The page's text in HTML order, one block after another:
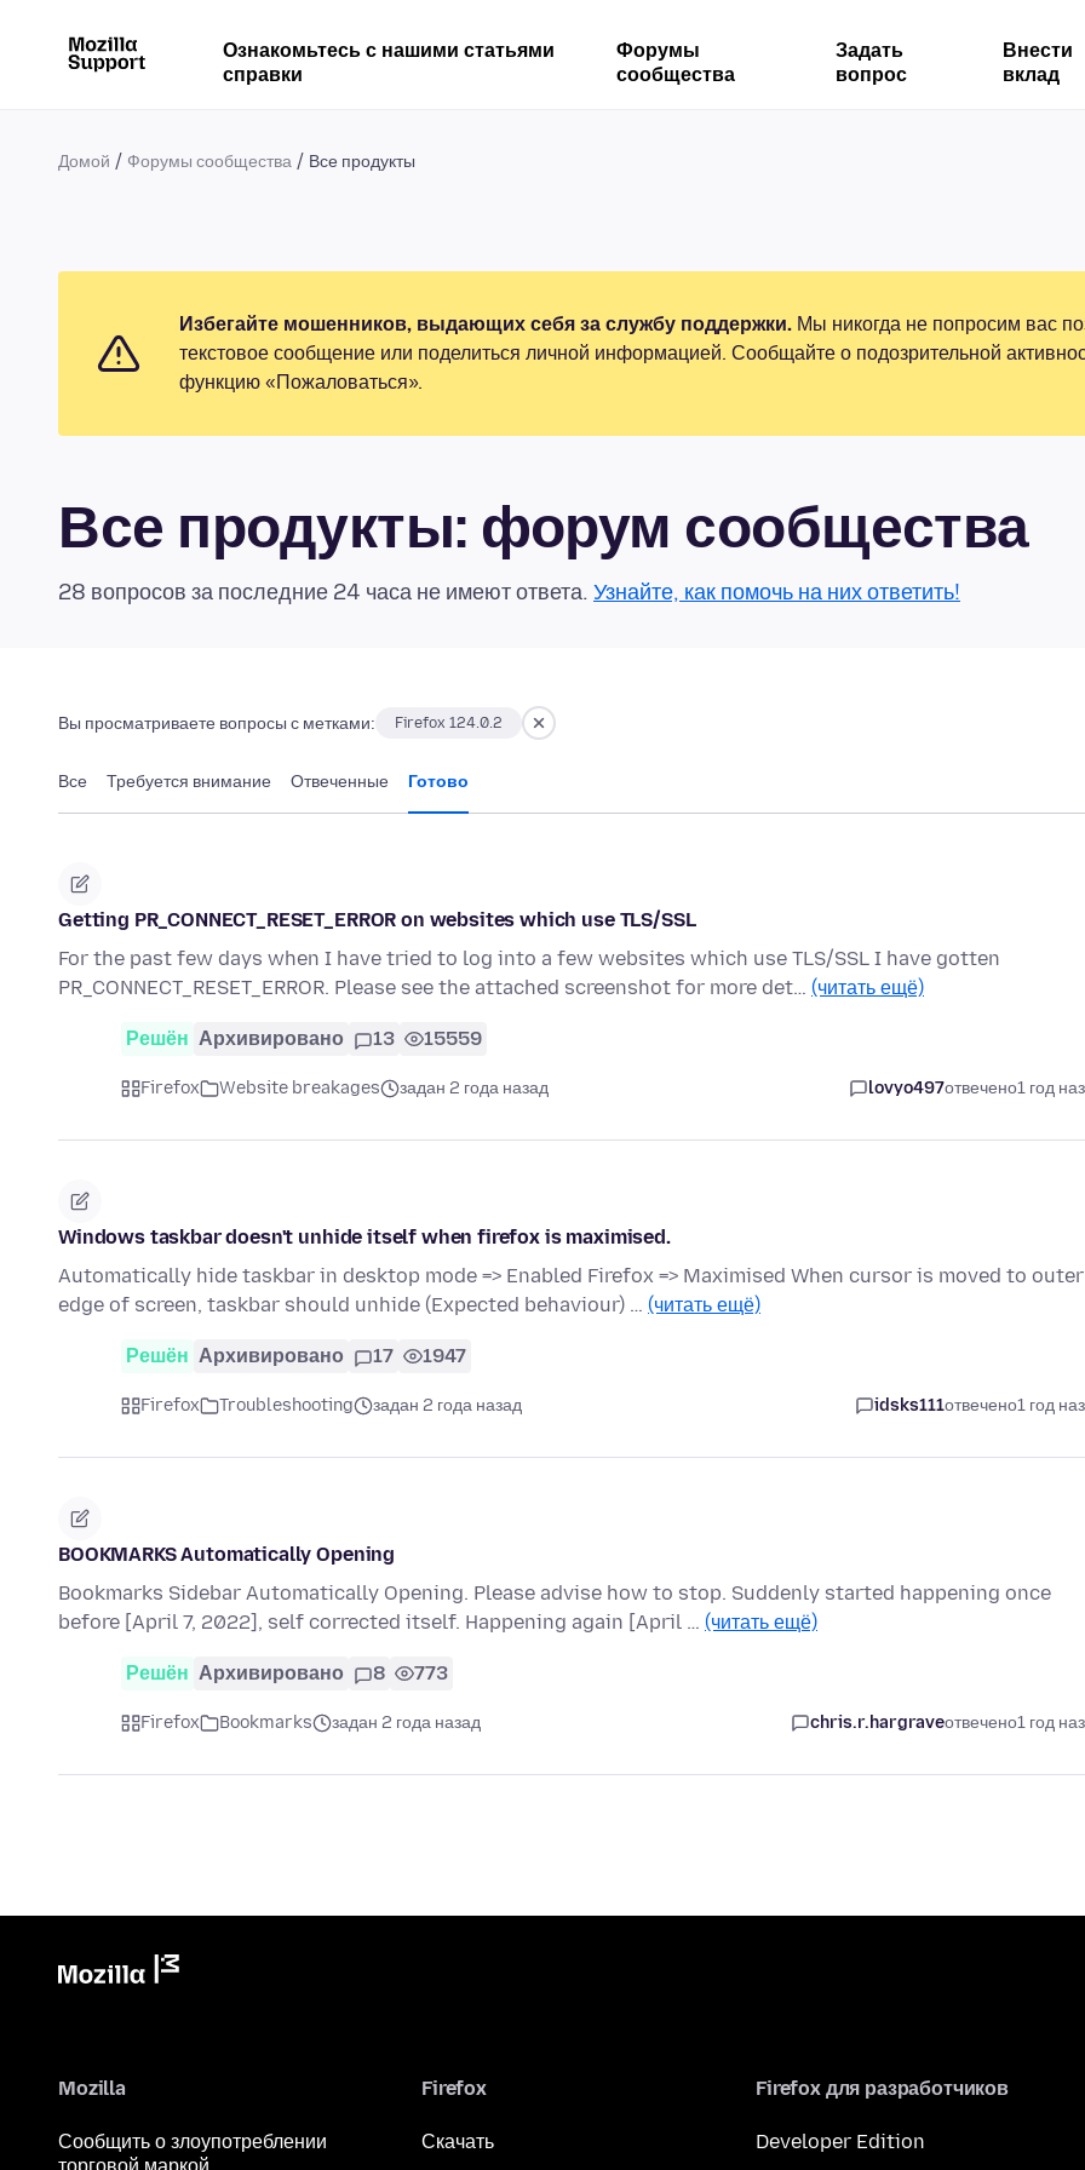
Ознакомьтесь с нашими статьями
справки
Форумы
сообщества
Задать
вопрос
Внести
вклад
Домой Форумы сообщества Все продукты
Избегайте мошенников, выдающих себя за службу поддержки. Мы никогда не попросим вас
текстовое сообщение или поделиться личной информацией. Сообщайте о подозрительной
функцию «Пожаловаться».
Все продукты: форум сообщества
28 вопросов за последние 24 часа не имеют ответа. Узнайте, как помочь на них ответить!
Вы просматриваете вопросы с метками: Firefox 124.0.2
Все Требуется внимание Отвеченные Готово
Getting PR_CONNECT_RESET_ERROR on websites which use TLS/SSL
For the past few days when I have tried to log into a few websites which use TLS/SSL I have gotten
PR_CONNECT_RESET_ERROR. Please see the attached screenshot for more det… (читать ещё)
Решён Архивировано 13 15559
Firefox Website breakages задан 2 года назад lovyo497отвечено1 год
Windows taskbar doesn't unhide itself when firefox is maximised.
Automatically hide taskbar in desktop mode => Enabled Firefox => Maximised When cursor is moved to outer
edge of screen, taskbar should unhide (Expected behaviour) … (читать ещё)
Решён Архивировано 17 1947
Firefox Troubleshooting задан 2 года назад idsks111отвечено1 год
BOOKMARKS Automatically Opening
Bookmarks Sidebar Automatically Opening. Please advise how to stop. Suddenly started happening once
before [April 7, 2022], self corrected itself. Happening again [April … (читать ещё)
Решён Архивировано 8 773
Firefox Bookmarks задан 2 года назад chris.r.hargraveотвечено1 год
Mozilla
Сообщить о злоупотреблении
Firefox
Скачать
Firefox для разработчиков
Developer Edition